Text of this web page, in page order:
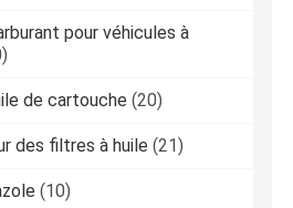
pour véhicules à
de cartouche (20)
des filtres à huile (21)
(10)